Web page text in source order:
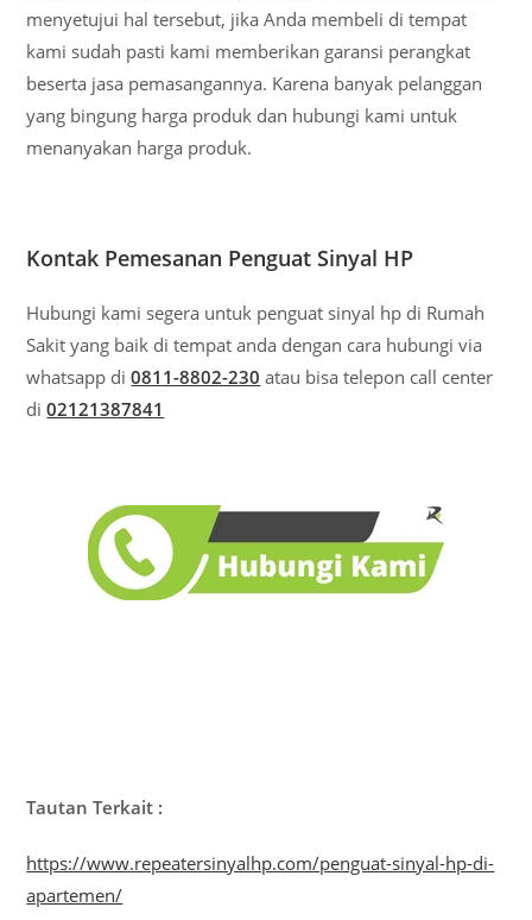
menyetujui hal tersebut, jika Anda membeli di tempat
kami sudah pasti kami memberikan garansi perangkat
beserta jasa pemasangannya. Karena banyak pelanggan
yang bingung harga produk dan hubungi kami untuk
menanyakan harga produk.
Kontak Pemesanan Penguat Sinyal HP
Hubungi kami segera untuk penguat sinyal hp di Rumah
Sakit yang baik di tempat anda dengan cara hubungi via
whatsapp di0811-8802-230 atau bisa telepon call center
di02121387841
Tautan Terkait :
https://www.repeatersinyalhp.com/penguat-sinyal-hp-di-
apartemen/